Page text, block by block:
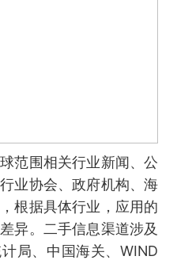
范围相关行业新闻、公
业协会、政府机构、海
根据具体行业，应用的
异。二手信息渠道涉及
局、中国海关、WIND